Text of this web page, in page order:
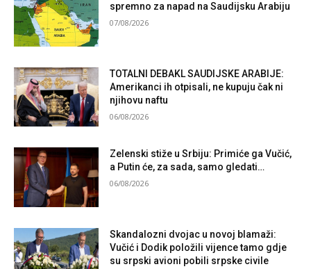
spremno za napad na Saudijsku Arabiju
07/08/2026
TOTALNI DEBAKL SAUDIJSKE ARABIJE:
Amerikanci ih otpisali, ne kupuju čak ni
njihovu naftu
06/08/2026
Zelenski stiže u Srbiju: Primiće ga Vučić,
a Putin će, za sada, samo gledati…
06/08/2026
Skandalozni dvojac u novoj blamaži:
Vučić i Dodik položili vijence tamo gdje
su srpski avioni pobili srpske civile